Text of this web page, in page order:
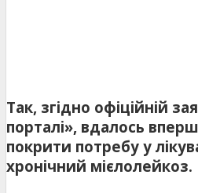
Так, згідно офіційній
порталі», вдалось
покрити потребу у
хронічний мієлолейкоз.